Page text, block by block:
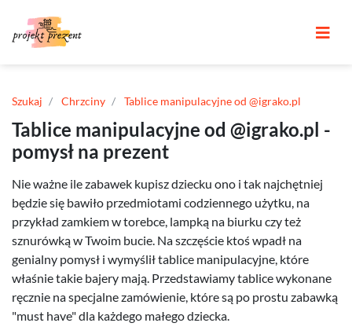
Szukaj Chrzciny Tablice manipulacyjne od @igrako.pl
Tablice manipulacyjne od @igrako.pl -
pomysł na prezent
Nie ważne ile zabawek kupisz dziecku ono i tak najchętniej
będzie się bawiło przedmiotami codziennego użytku, na
przykład zamkiem w torebce, lampką na biurku czy też
sznurówką w Twoim bucie. Na szczęście ktoś wpadł na
genialny pomysł i wymyślił tablice manipulacyjne, które
właśnie takie bajery mają. Przedstawiamy tablice wykonane
ręcznie na specjalne zamówienie, które są po prostu zabawką
"must have" dla każdego małego dziecka.